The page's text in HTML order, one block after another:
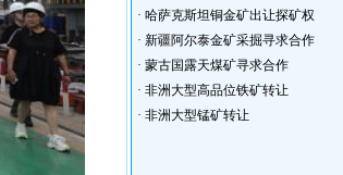
· 哈萨克斯坦铜金矿出让探矿权
· 新疆阿尔泰金矿采掘寻求合作
· 蒙古国露天煤矿寻求合作
· 非洲大型高品位铁矿转让
· 非洲大型锰矿转让